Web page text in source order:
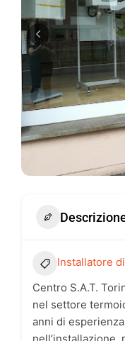
Installatore
Centro S.A.T.
nel settore
anni di